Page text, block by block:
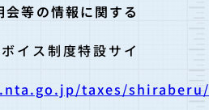
等の情報に関する
イス制度特設サイ
taxes/